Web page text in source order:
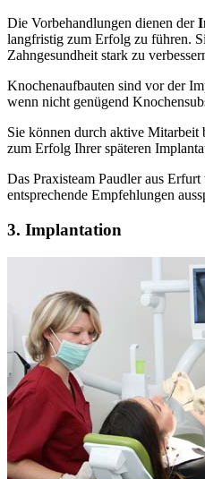
Die Vorbehandlungen dienen der
langfristig zum Erfolg zu führen.
Zahngesundheit stark zu
Knochenaufbauten sind vor der
wenn nicht genügend
Sie können durch aktive Mitarbeit
zum Erfolg Ihrer späteren
Das Praxisteam Paudler aus
entsprechende Empfehlungen
3. Implantation